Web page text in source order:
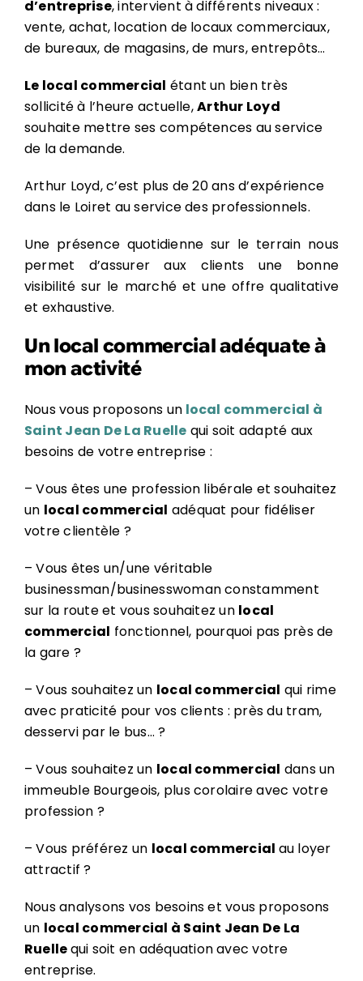
d’entreprise, intervient à différents niveaux :
vente, achat, location de locaux commerciaux,
de bureaux, de magasins, de murs, entrepôts…
Le local commercial étant un bien très
sollicité à l’heure actuelle,Arthur Loyd
souhaite mettre ses compétences au service
de la demande.
Arthur Loyd, c’est plus de 20 ans d’expérience
dans le Loiret au service des professionnels.
Une présence quotidienne sur le terrain nous
permet d’assurer aux clients une bonne
visibilité sur le marché et une offre qualitative
et exhaustive.
Un local commercial adéquate à
mon activité
Nous vous proposons un local commercial à
Saint Jean De La Ruelle qui soit adapté aux
besoins de votre entreprise :
– Vous êtes une profession libérale et souhaitez
un local commercial adéquat pour fidéliser
votre clientèle ?
– Vous êtes un/une véritable
businessman/businesswoman constamment
sur la route et vous souhaitez un local
commercial fonctionnel, pourquoi pas près de
la gare ?
– Vous souhaitez un local commercial qui rime
avec praticité pour vos clients : près du tram,
desservi par le bus… ?
– Vous souhaitez un local commercial dans un
immeuble Bourgeois, plus corolaire avec votre
profession ?
– Vous préférez un local commercial au loyer
attractif ?
Nous analysons vos besoins et vous proposons
un local commercial à Saint Jean De La
Ruellequi soit en adéquation avec votre
entreprise.